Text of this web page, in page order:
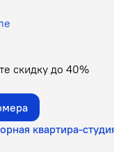
скидку до 40%